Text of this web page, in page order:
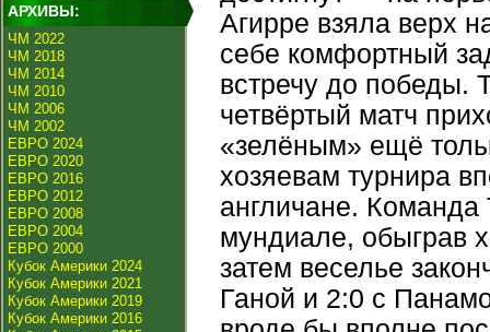
АРХИВЫ:
ЧМ 2022
ЧМ 2018
ЧМ 2014
ЧМ 2010
ЧМ 2006
ЧМ 2002
ЕВРО 2024
ЕВРО 2020
ЕВРО 2016
ЕВРО 2012
ЕВРО 2008
ЕВРО 2004
ЕВРО 2000
Кубок Америки 2024
Кубок Америки 2021
Кубок Америки 2019
Кубок Америки 2016
Агирре взяла верх
себе комфортный
встречу до победы.
четвёртый матч
«зелёным» ещё
хозяевам турнира
англичане. Команда
мундиале, обыграв
затем веселье
Ганой и 2:0 с